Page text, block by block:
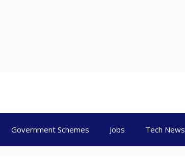
Government Schemes Jobs Tech News